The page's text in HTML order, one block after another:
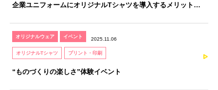
企業ユニフォームにオリジナルTシャツを導入するメリットと
オリジナルウェア イベント 2025.11.06
オリジナルTシャツ プリント・印刷
“ものづくりの楽しさ”体験イベント